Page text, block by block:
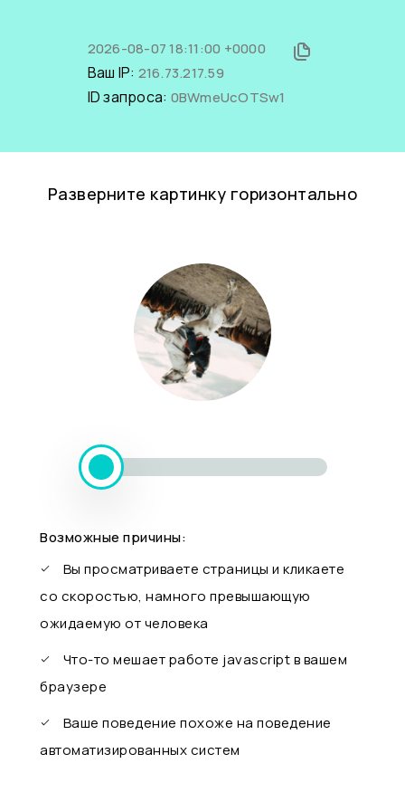
2026-08-07 18:11:00 +0000
Ваш IP: 216.73.217.59
ID запроса: 0BWmeUcOTSw1
Разверните картинку горизонтально
Возможные причины:
Вы просматриваете страницы и кликаете
со скоростью, намного превышающую
ожидаемую от человека
Что-то мешает работе javascript в вашем
браузере
Ваше поведение похоже на поведение
автоматизированных систем